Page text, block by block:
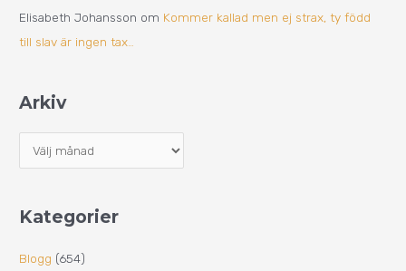
Elisabeth Johansson om Kommer kallad men ej strax, ty född
till slav är ingen tax…
Arkiv
Kategorier
Blogg (654)